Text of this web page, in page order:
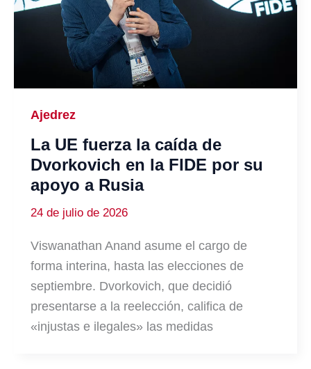
Ajedrez
La UE fuerza la caída de
Dvorkovich en la FIDE por su
apoyo a Rusia
24 de julio de 2026
Viswanathan Anand asume el cargo de
forma interina, hasta las elecciones de
septiembre. Dvorkovich, que decidió
presentarse a la reelección, califica de
«injustas e ilegales» las medidas